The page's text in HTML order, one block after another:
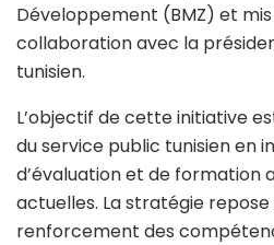
Développement (BMZ) et
collaboration avec la
tunisien.
L’objectif de cette initiative
du service public tunisien en
d’évaluation et de formation
actuelles. La stratégie repose
renforcement des